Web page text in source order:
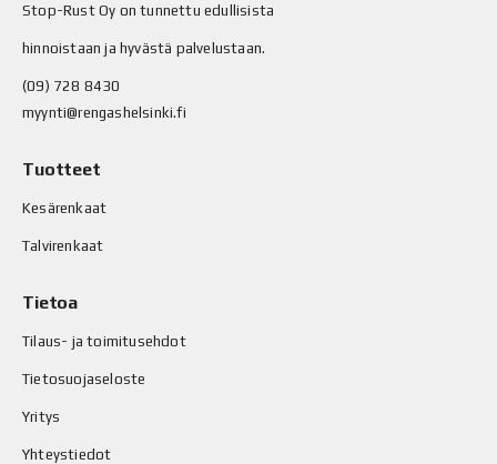
Stop-Rust Oy on tunnettu edullisista
hinnoistaan ja hyvästä palvelustaan.
(09) 728 8430
myynti@rengashelsinki.fi
Tuotteet
Kesärenkaat
Talvirenkaat
Tietoa
Tilaus- ja toimitusehdot
Tietosuojaseloste
Yritys
Yhteystiedot